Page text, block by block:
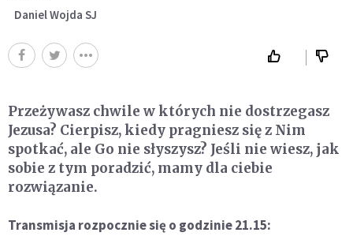
Daniel Wojda SJ
Przeżywasz chwile w których nie dostrzegasz
Jezusa? Cierpisz, kiedy pragniesz się z Nim
spotkać, ale Go nie słyszysz? Jeśli nie wiesz, jak
sobie z tym poradzić, mamy dla ciebie
rozwiązanie.
Transmisja rozpocznie się o godzinie 21.15: